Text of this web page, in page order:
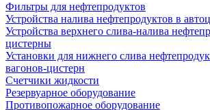
Фильтры для нефтепродуктов
Устройства налива нефтепродуктов в
Устройства верхнего слива-налива
цистерны
Установки для нижнего слива
вагонов-цистерн
Счетчики жидкости
Резервуарное оборудование
Противопожарное оборудование